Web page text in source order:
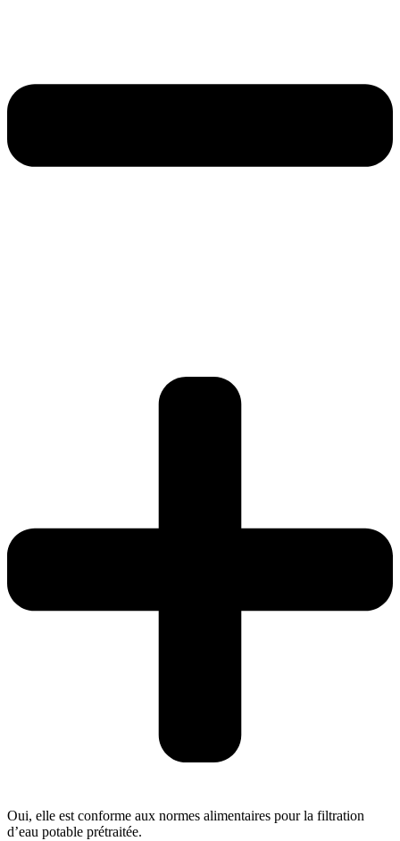
Oui, elle est conforme aux normes alimentaires pour la filtration
d’eau potable prétraitée.